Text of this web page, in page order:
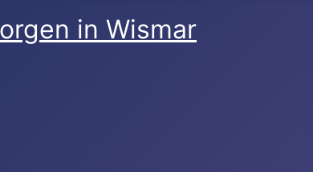
in Wismar